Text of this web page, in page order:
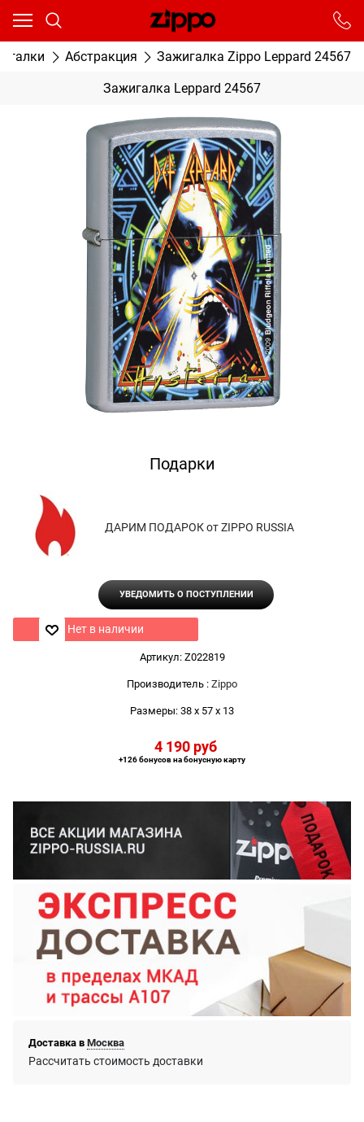
Абстракция Зажигалка Zippo Leppard 24567
Зажигалка Leppard 24567
Подарки
ДАРИМ ПОДАРОК от ZIPPO RUSSIA
УВЕДОМИТЬ О ПОСТУПЛЕНИИ
Нет в наличии
Артикул: Z022819
Производитель : Zippo
Размеры: 38 x 57 x 13
4 190 руб
+126 бонусов на бонусную карту
Доставка в Москва
Рассчитать стоимость доставки
Ваш город - Москва,
От выбранного города зависят сроки доставки